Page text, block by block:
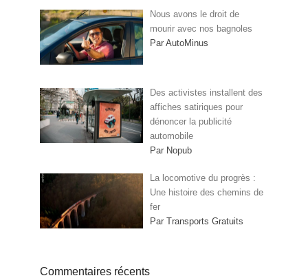
Nous avons le droit de
mourir avec nos bagnoles
Par AutoMinus
Des activistes installent des
affiches satiriques pour
dénoncer la publicité
automobile
Par Nopub
La locomotive du progrès :
Une histoire des chemins de
fer
Par Transports Gratuits
Commentaires récents